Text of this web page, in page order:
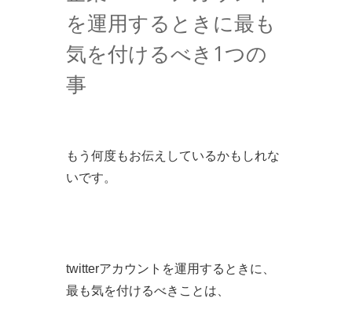
を運用するときに最も
気を付けるべき1つの
事
もう何度もお伝えしているかもしれな
いです。
twitterアカウントを運用するときに、
最も気を付けるべきことは、